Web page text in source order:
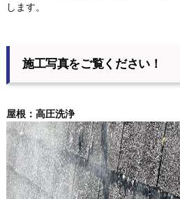
します。
施工写真をご覧ください！
屋根：高圧洗浄